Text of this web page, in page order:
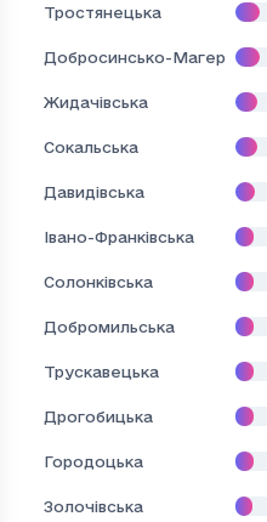
Тростянецька
Добросинсько-Магерівська
Жидачівська
Сокальська
Давидівська
Івано-Франківська
Солонківська
Добромильська
Трускавецька
Дрогобицька
Городоцька
Золочівська